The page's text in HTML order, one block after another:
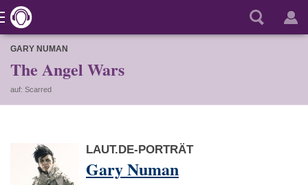
GARY NUMAN
The Angel Wars
auf: Scarred
LAUT.DE-PORTRÄT
Gary Numan